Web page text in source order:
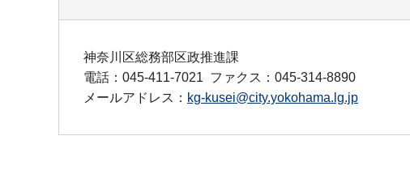
神奈川区総務部区政推進課
電話：045-411-7021 ファクス：045-314-8890
メールアドレス： kg-kusei@city.yokohama.lg.jp